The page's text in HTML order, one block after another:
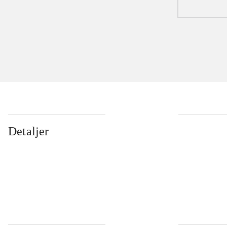
Detaljer